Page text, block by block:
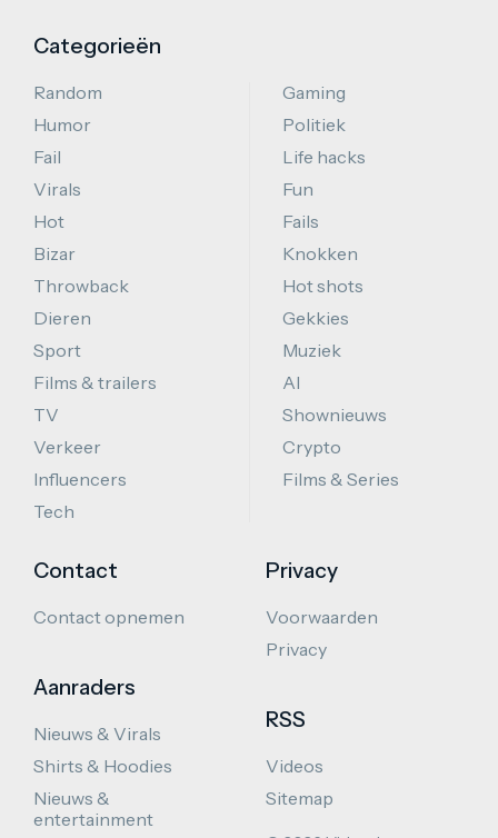
Categorieën
Random
Humor
Fail
Virals
Hot
Bizar
Throwback
Dieren
Sport
Films & trailers
TV
Verkeer
Influencers
Tech
Gaming
Politiek
Life hacks
Fun
Fails
Knokken
Hot shots
Gekkies
Muziek
AI
Shownieuws
Crypto
Films & Series
Contact
Contact opnemen
Aanraders
Nieuws & Virals
Shirts & Hoodies
Nieuws &
entertainment
Privacy
Voorwaarden
Privacy
RSS
Videos
Sitemap